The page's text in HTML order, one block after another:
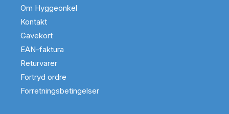
Om Hyggeonkel
Kontakt
Gavekort
EAN-faktura
Returvarer
Fortryd ordre
Forretningsbetingelser